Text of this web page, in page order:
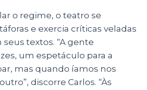
o regime, o teatro se
e exercia críticas veladas
textos. “A gente
um espetáculo para a
mas quando íamos nos
discorre Carlos. “Às